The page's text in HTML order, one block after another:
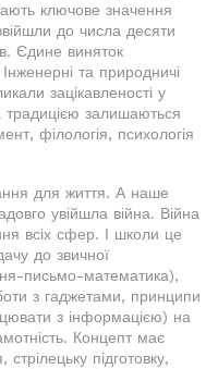
ключове значення
до числа десяти
Єдине виняток
та природничі
зацікавленості у
традицією залишаються
філологія, психологія
для життя. А наше
увійшла війна. Війна
всіх сфер. І школи це
до звичної
письмо-математика),
з гаджетами, принципи
з інформацією) на
Концепт має
підготовку,